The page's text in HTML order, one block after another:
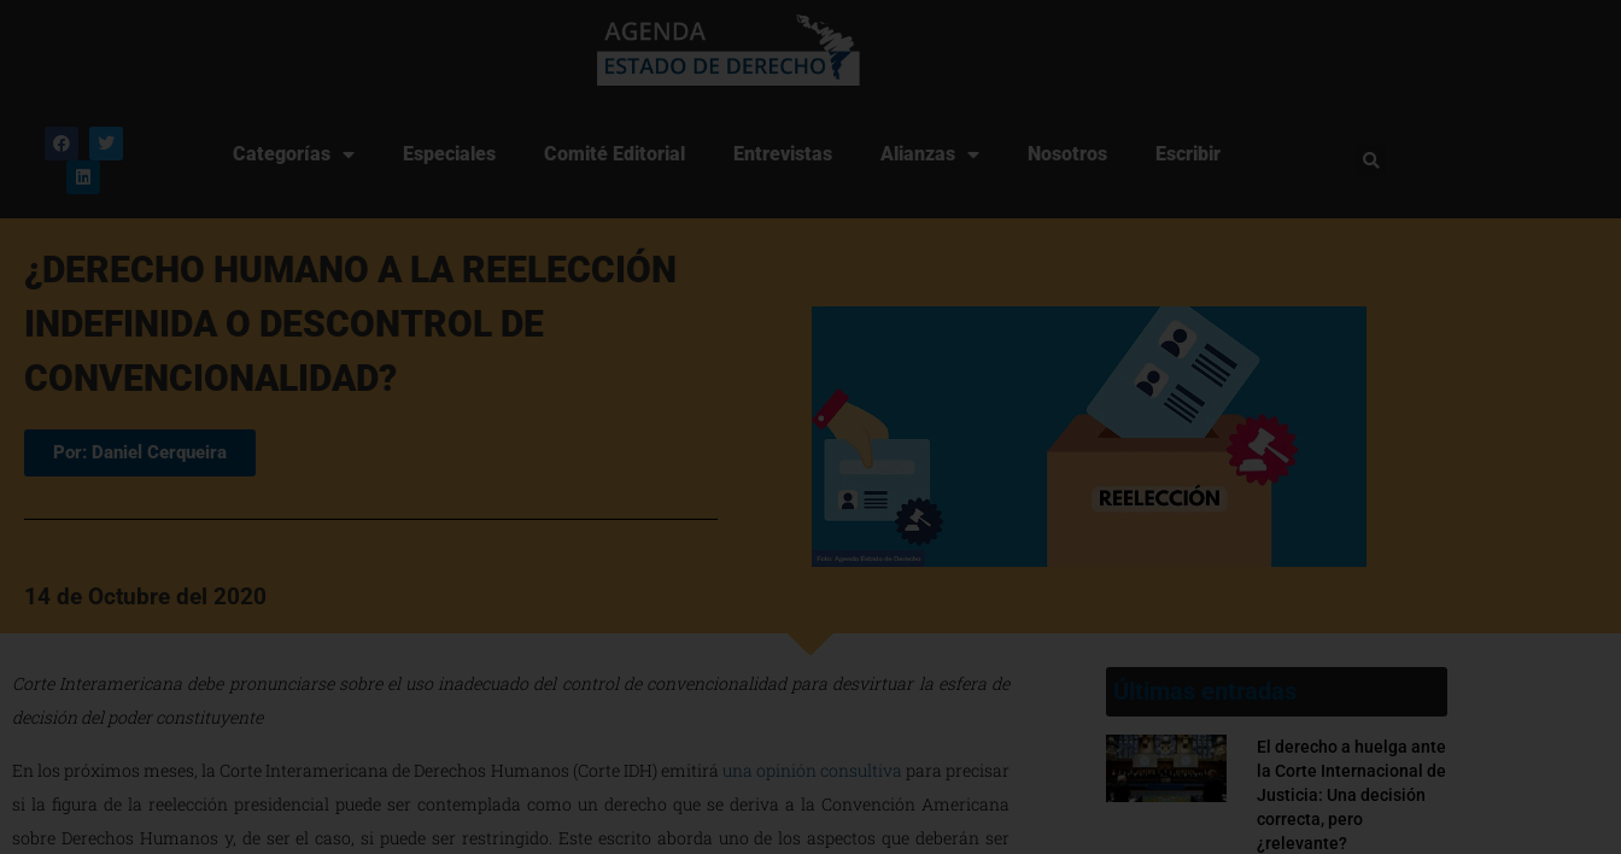
Categorías Especiales Comité Editorial Entrevistas Alianzas Nosotros Escribir
¿DERECHO HUMANO A LA REELECCIÓN
INDEFINIDA O DESCONTROL DE
CONVENCIONALIDAD?
Por: Daniel Cerqueira
14 de Octubre del 2020
Corte Interamericana debe pronunciarse sobre el uso inadecuado del control de convencionalidad para desvirtuar la esfera de
decisión del poder constituyente
En los próximos meses, la Corte Interamericana de Derechos Humanos (Corte IDH) emitirá una opinión consultiva para precisar
si la figura de la reelección presidencial puede ser contemplada como un derecho que se deriva a la Convención Americana
sobre Derechos Humanos y, de ser el caso, si puede ser restringido. Este escrito aborda uno de los aspectos que deberán ser
El derecho a huelga ante
la Corte Internacional de
Justicia: Una decisión
correcta, pero
¿relevante?